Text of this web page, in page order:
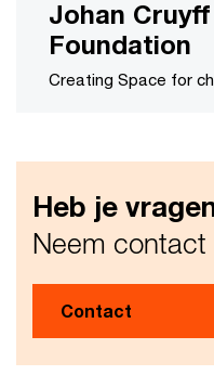
Johan Cruyff
Foundation
Creating Space for
Heb je
Neem
Contact